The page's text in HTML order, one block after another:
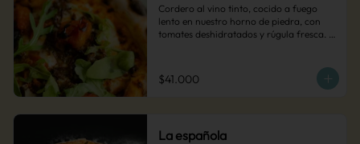
Cordero al vino tinto, cocido a fuego
lento en nuestro horno de piedra, con
tomates deshidratados y rúgula fresca.
$41.000
La española